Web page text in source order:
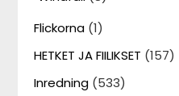
Flickorna (1)
HETKET JA FIILIKSET (157)
Inredning (533)